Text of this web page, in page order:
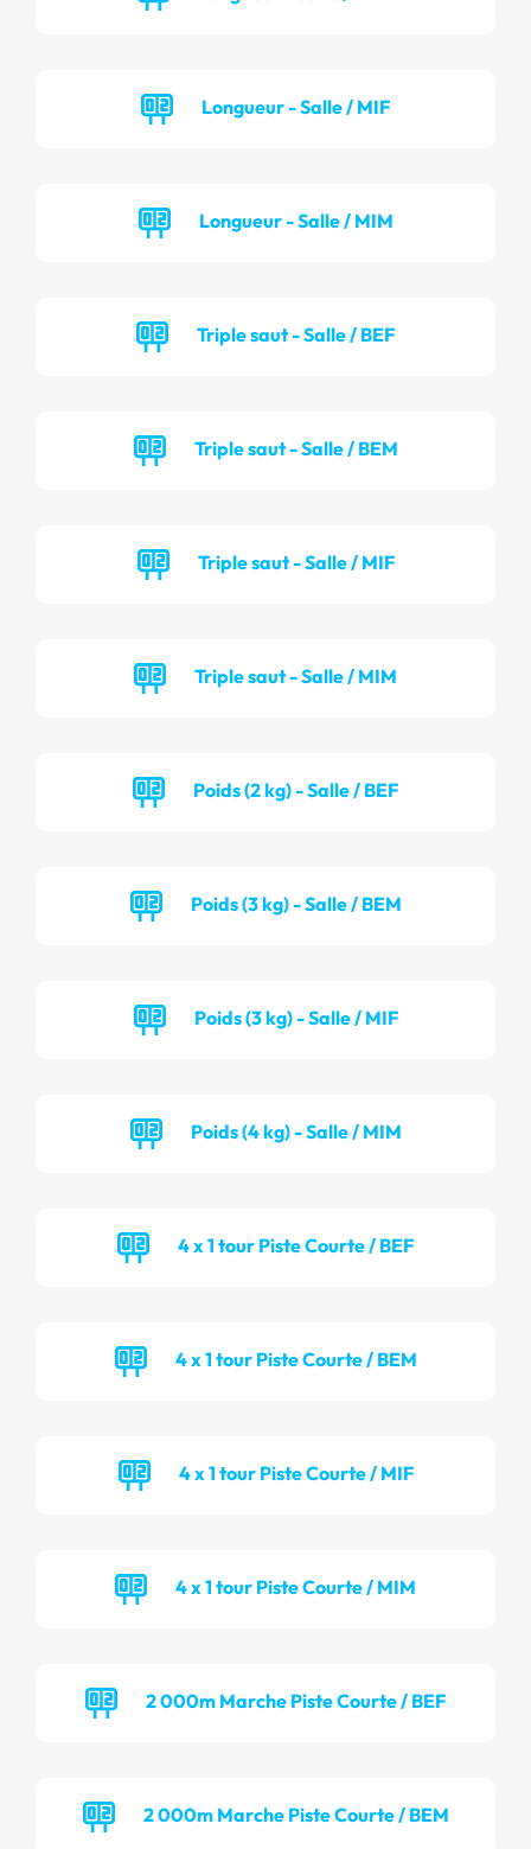
Longueur - Salle / MIF
Longueur - Salle / MIM
Triple saut - Salle / BEF
Triple saut - Salle / BEM
Triple saut - Salle / MIF
Triple saut - Salle / MIM
Poids (2 kg) - Salle / BEF
Poids (3 kg) - Salle / BEM
Poids (3 kg) - Salle / MIF
Poids (4 kg) - Salle / MIM
4 x 1 tour Piste Courte / BEF
4 x 1 tour Piste Courte / BEM
4 x 1 tour Piste Courte / MIF
4 x 1 tour Piste Courte / MIM
2 000m Marche Piste Courte / BEF
2 000m Marche Piste Courte / BEM